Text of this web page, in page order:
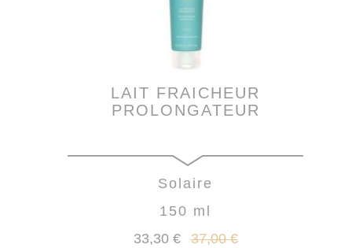
LAIT FRAICHEUR
PROLONGATEUR
Solaire
150 ml
33,30 € 37,00 €